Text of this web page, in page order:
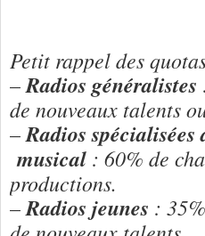
Petit rappel des
–Radios généralistes
de nouveaux talents
–Radios
musical : 60% de
productions.
–Radios jeunes :